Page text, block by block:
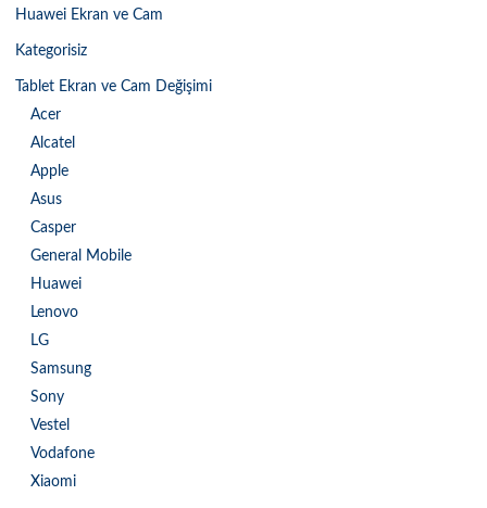
Huawei Ekran ve Cam
Kategorisiz
Tablet Ekran ve Cam Değişimi
Acer
Alcatel
Apple
Asus
Casper
General Mobile
Huawei
Lenovo
LG
Samsung
Sony
Vestel
Vodafone
Xiaomi